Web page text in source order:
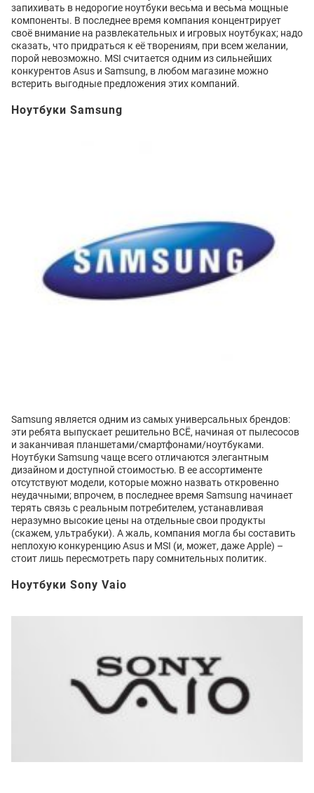
запихивать в недорогие ноутбуки весьма и весьма мощные
компоненты. В последнее время компания концентрирует
своё внимание на развлекательных и игровых ноутбуках; надо
сказать, что придраться к её творениям, при всем желании,
порой невозможно. MSI считается одним из сильнейших
конкурентов Asus и Samsung, в любом магазине можно
встерить выгодные предложения этих компаний.
Ноутбуки Samsung
Samsung является одним из самых универсальных брендов:
эти ребята выпускает решительно ВСЁ, начиная от пылесосов
и заканчивая планшетами/смартфонами/ноутбуками.
Ноутбуки Samsung чаще всего отличаются элегантным
дизайном и доступной стоимостью. В ее ассортименте
отсутствуют модели, которые можно назвать откровенно
неудачными; впрочем, в последнее время Samsung начинает
терять связь с реальным потребителем, устанавливая
неразумно высокие цены на отдельные свои продукты
(скажем, ультрабуки). А жаль, компания могла бы составить
неплохую конкуренцию Asus и MSI (и, может, даже Apple) –
стоит лишь пересмотреть пару сомнительных политик.
Ноутбуки Sony Vaio